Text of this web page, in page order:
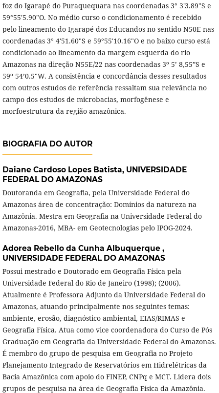
foz do Igarapé do Puraquequara nas coordenadas 3° 3'3.89"S e
59°55'5.90"O. No médio curso o condicionamento é recebido
pelo lineamento do Igarapé dos Educandos no sentido N50E nas
coordenadas 3° 4'51.60"S e 59°55'10.16"O e no baixo curso está
condicionado ao lineamento da margem esquerda do rio
Amazonas na direção N55E/22 nas coordenadas 3º 5’ 8,55”S e
59º 54’0.5"W. A consistência e concordância desses resultados
com outros estudos de referência ressaltam sua relevância no
campo dos estudos de microbacias, morfogênese e
morfoestrutura da região amazônica.
BIOGRAFIA DO AUTOR
Daiane Cardoso Lopes Batista, UNIVERSIDADE
FEDERAL DO AMAZONAS
Doutoranda em Geografia, pela Universidade Federal do
Amazonas área de concentração: Domínios da natureza na
Amazônia. Mestra em Geografia na Universidade Federal do
Amazonas-2016, MBA- em Geotecnologias pelo IPOG-2024.
Adorea Rebello da Cunha Albuquerque ,
UNIVERSIDADE FEDERAL DO AMAZONAS
Possui mestrado e Doutorado em Geografia Física pela
Universidade Federal do Rio de Janeiro (1998); (2006).
Atualmente é Professora Adjunto da Universidade Federal do
Amazonas, atuando principalmente nos seguintes temas:
ambiente, erosão, diagnóstico ambiental, EIAS/RIMAS e
Geografia Física. Atua como vice coordenadora do Curso de Pós
Graduação em Geografia da Universidade Federal do Amazonas.
É membro do grupo de pesquisa em Geografia no Projeto
Planejamento Integrado de Reservatórios em Hidrelétricas da
Bacia Amazônica com apoio do FINEP, CNPq e MCT. Lidera dois
grupos de pesquisa na área de Geografia Física da Amazônia.